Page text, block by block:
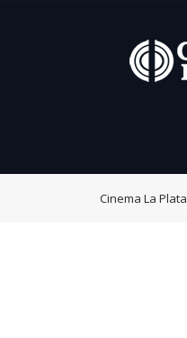
Cinema La Plata